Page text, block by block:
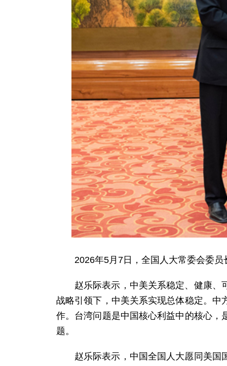
2026年5月7日，全国人大常委会委
赵乐际表示，中美关系稳定、健康、
战略引领下，中美关系实现总体稳定。
作。台湾问题是中国核心利益中的核心
题。
赵乐际表示，中国全国人大愿同美国